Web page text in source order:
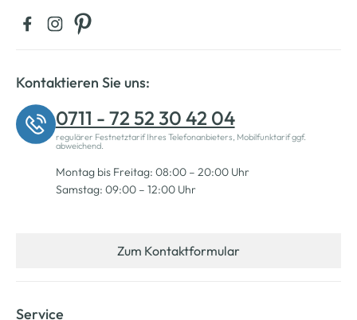
Kontaktieren Sie uns:
0711 - 72 52 30 42 04
regulärer Festnetztarif Ihres Telefonanbieters, Mobilfunktarif ggf.
abweichend.
Montag bis Freitag: 08:00 – 20:00 Uhr
Samstag: 09:00 – 12:00 Uhr
Zum Kontaktformular
Service